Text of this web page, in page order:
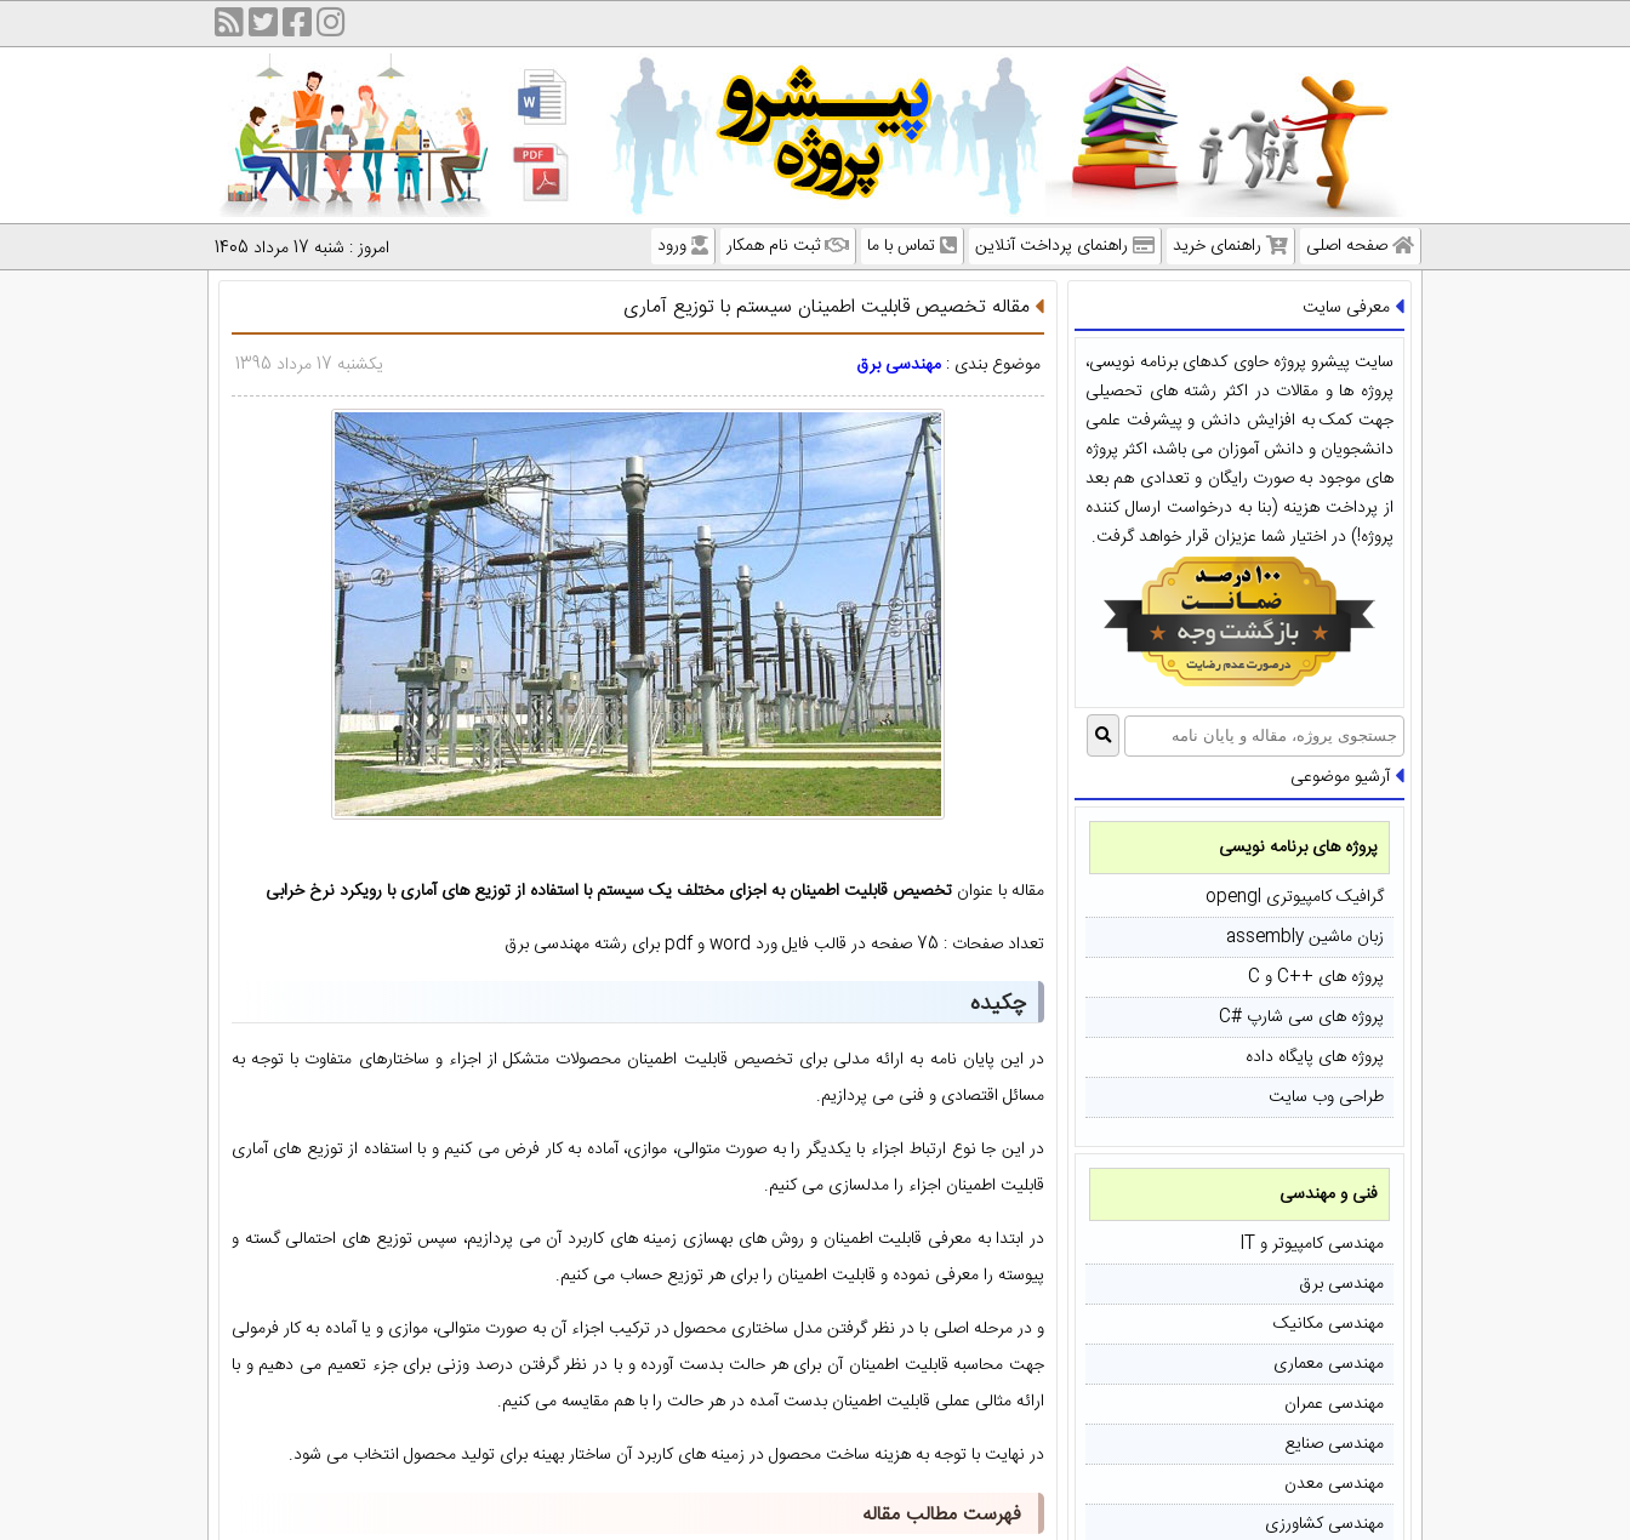
امروز : شنبه 17 مرداد 1405 صفحه اصلی راهنمای خرید راهنمای پرداخت آنلاین تماس با ما ثبت نام همکار ورود
معرفی سایت
سایت پیشرو پروژه حاوی کدهای برنامه نویسی،
پروژه ها و مقالات در اکثر رشته های تحصیلی
جهت کمک به افزایش دانش و پیشرفت علمی
دانشجویان و دانش آموزان می باشد، اکثر پروژه
های موجود به صورت رایگان و تعدادی هم بعد
از پرداخت هزینه (بنا به درخواست ارسال کننده
پروژه!) در اختیار شما عزیزان قرار خواهد گرفت.
آرشیو موضوعی
پروژه های برنامه نویسی
گرافیک کامپیوتری opengl
زبان ماشین assembly
پروژه های ++C و C
پروژه های سی شارپ #C
پروژه های پایگاه داده
طراحی وب سایت
فنی و مهندسی
مهندسی کامپیوتر و IT
مهندسی برق
مهندسی مکانیک
مهندسی معماری
مهندسی عمران
مهندسی صنایع
مهندسی معدن
مهندسی کشاورزی
مقاله تخصيص قابلیت اطمینان سیستم با توزیع آماری
موضوع بندی : مهندسی برق یکشنبه 17 مرداد 1395
مقاله با عنوان تخصیص قابلیت اطمینان به اجزای مختلف یک سیستم با استفاده از توزیع های آماری با رویکرد نرخ خرابی
تعداد صفحات : 75 صفحه در قالب فایل ورد word و pdf برای رشته مهندسی برق
چکیده
در این پایان نامه به ارائه مدلی برای تخصیص قابلیت اطمینان محصولات متشکل از اجزاء و ساختارهای متفاوت با توجه به
مسائل اقتصادی و فنی می پردازیم.
در این جا نوع ارتباط اجزاء با یکدیگر را به صورت متوالی، موازی، آماده به کار فرض می کنیم و با استفاده از توزیع های آماری
قابلیت اطمینان اجزاء را مدلسازی می کنیم.
در ابتدا به معرفی قابلیت اطمینان و روش های بهسازی زمینه های کاربرد آن می پردازیم، سپس توزیع های احتمالی گسته و
پیوسته را معرفی نموده و قابلیت اطمینان را برای هر توزیع حساب می کنیم.
و در مرحله اصلی با در نظر گرفتن مدل ساختاری محصول در ترکیب اجزاء آن به صورت متوالی، موازی و یا آماده به کار فرمولی
جهت محاسبه قابلیت اطمینان آن برای هر حالت بدست آورده و با در نظر گرفتن درصد وزنی برای جزء تعمیم می دهیم و با
ارائه مثالی عملی قابلیت اطمینان بدست آمده در هر حالت را با هم مقایسه می کنیم.
در نهایت با توجه به هزینه ساخت محصول در زمینه های کاربرد آن ساختار بهینه برای تولید محصول انتخاب می شود.
فهرست مطالب مقاله